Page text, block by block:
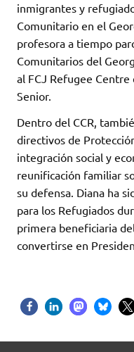
inmigrantes y
Comunitario en el
profesora a tiempo
Comunitarios del
al FCJ Refugee
Senior.
Dentro del CCR,
directivos de
integración social y
reunificación familiar
su defensa. Diana ha
para los Refugiados
primera beneficiaria
convertirse en